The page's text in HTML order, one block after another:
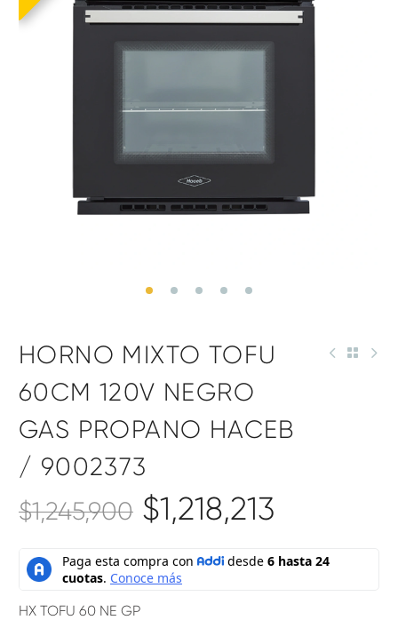
HORNO MIXTO TOFU
60CM 120V NEGRO
GAS PROPANO HACEB
/ 9002373
$1,245,900 $1,218,213
HX TOFU 60 NE GP